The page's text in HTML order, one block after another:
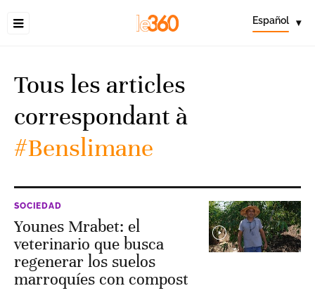
Español ▾
Tous les articles
correspondant à
#Benslimane
SOCIEDAD
Younes Mrabet: el
veterinario que busca
regenerar los suelos
marroquíes con compost